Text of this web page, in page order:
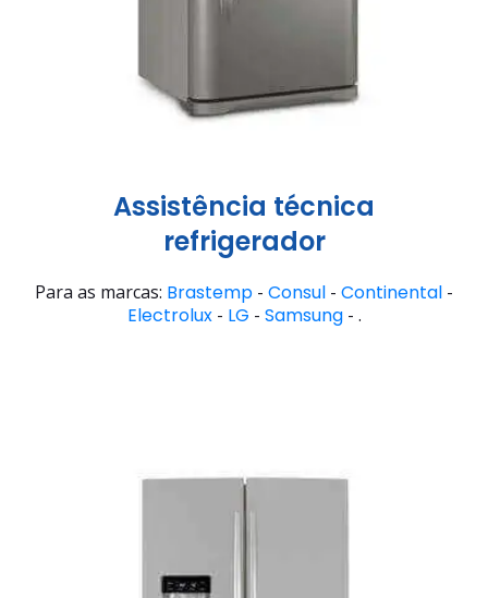
Assistência técnica
refrigerador
Para as marcas: Brastemp - Consul - Continental -
Electrolux- LG - Samsung- .